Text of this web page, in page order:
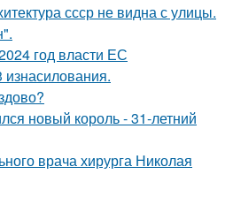
ссср не видна с улицы.
год власти ЕС
новый король - 31-летний
врача хирурга Николая